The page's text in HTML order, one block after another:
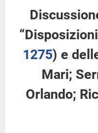
1275​) e
Mari;
Orlando;